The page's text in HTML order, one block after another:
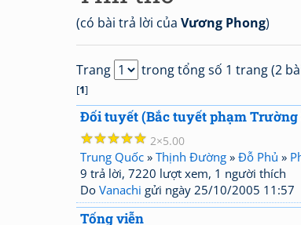
(có bài trả lời của Vương Phong)
Trang trong tổng số 1 trang (2
[1]
Đối tuyết (Bắc tuyết phạm Trường
☆
☆
☆
☆
☆ 2 5.00
Trung Quốc » Thịnh Đường » Đỗ Phủ »
9 trả lời, 7220 lượt xem, 1 người thích
Do Vanachi gửi ngày 25/10/2005 11:57
Tống viễn